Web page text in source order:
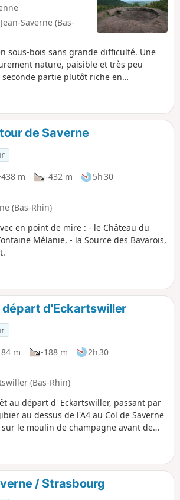
Saverne (Bas-
sous-bois sans grande difficulté. Une
nature, paisible et très peu
partie plutôt riche en
de Saverne
m -432 m
5h 30
(Bas-Rhin)
en point de mire : - le Château du
Mélanie, - la Source des Bavarois,
départ d'Eckartswiller
m -188 m
2h 30
(Bas-Rhin)
au départ d' Eckartswiller, passant par
au dessus de l'A4 au Col de Saverne
le moulin de champagne avant de
forestière reliant la Chapelle Saint-
Dames.
/ Strasbourg